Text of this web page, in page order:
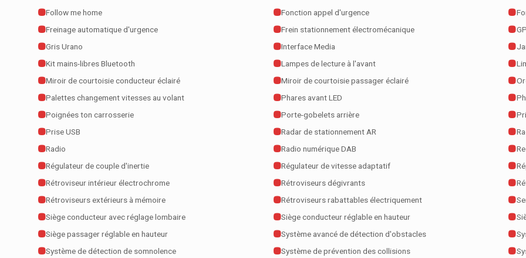
Follow me home Fonction appel d'urgence
Freinage automatique d'urgence
Frein stationnement électromécanique
Gris Urano
Interface Media
Kit mains-libres Bluetooth
Lampes de lecture à l'avant
Miroir de courtoisie conducteur éclairé
Miroir de courtoisie passager éclairé
Palettes changement vitesses au volant
Phares avant LED
Poignées ton carrosserie
Porte-gobelets arrière
Prise USB
Radar de stationnement AR
Radio
Radio numérique DAB
Régulateur de couple d'inertie
Régulateur de vitesse adaptatif
Rétroviseur intérieur électrochrome
Rétroviseurs dégivrants
Rétroviseurs extérieurs à mémoire
Rétroviseurs rabattables électriquement
Siège conducteur avec réglage lombaire
Siège conducteur réglable en hauteur
Siège passager réglable en hauteur
Système avancé de détection d'obstacles
Système de détection de somnolence
Système de prévention des collisions